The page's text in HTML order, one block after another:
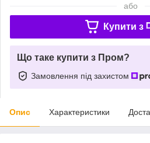
або
Купити з
Що таке купити з Пром?
Замовлення під захистом
Опис Характеристики